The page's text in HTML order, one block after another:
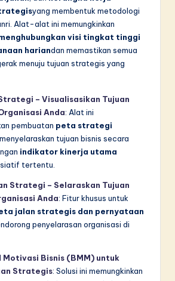
yang membentuk metodologi
Alat-alat ini memungkinkan
visi tingkat tinggi
hariandan memastikan semua
menuju tujuan strategis yang
– Visualisasikan Tujuan
Anda: Alat ini
pembuatan peta strategi
tujuan bisnis secara
indikator kinerja utama
tertentu.
Strategi – Selaraskan Tujuan
Anda: Fitur khusus untuk
jalan strategis dan pernyataan
penyelarasan organisasi di
Bisnis (BMM) untuk
Strategis: Solusi ini memungkinkan